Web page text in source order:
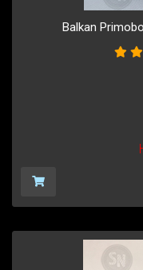
Balkan